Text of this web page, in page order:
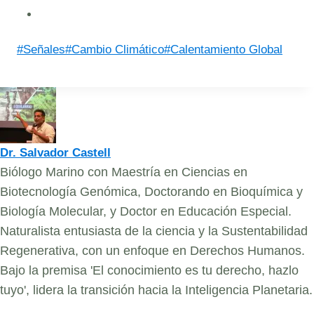
Post
#Señales#Cambio Climático#Calentamiento Global
Dr. Salvador Castell
Biólogo Marino con Maestría en Ciencias en
Biotecnología Genómica, Doctorando en Bioquímica y
Biología Molecular, y Doctor en Educación Especial.
Naturalista entusiasta de la ciencia y la Sustentabilidad
Regenerativa, con un enfoque en Derechos Humanos.
Bajo la premisa 'El conocimiento es tu derecho, hazlo
tuyo', lidera la transición hacia la Inteligencia Planetaria.